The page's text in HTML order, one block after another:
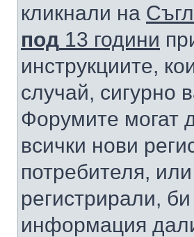
кликнали на
под 13 години
инструкциите,
случай, сигурно
Форумите могат
всички нови
потребителя,
регистрирали,
информация